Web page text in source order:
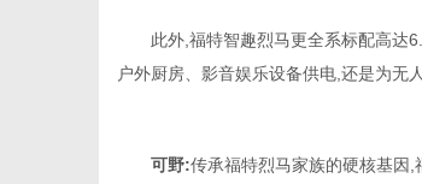
此外,福特智趣烈马更全系标配高达
户外厨房、影音娱乐设备供电,还是为无
可野:传承福特烈马家族的硬核基因